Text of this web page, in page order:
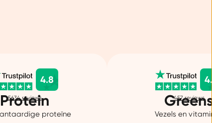
4.8
5634 reviews
Protein
proteïne
457 reviews
Vezels en